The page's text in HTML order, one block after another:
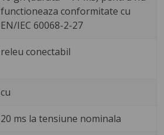
functioneaza conformitate cu
EN/IEC 60068-2-27
releu conectabil
cu
20 ms la tensiune nominala